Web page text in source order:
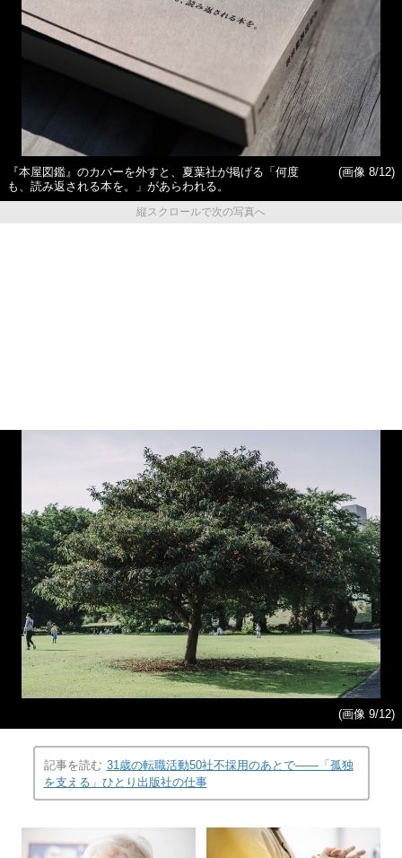
『本屋図鑑』のカバーを外すと、夏葉社が掲げる「何度
も、読み返される本を。」があらわれる。
(画像 8/12)
縦スクロールで次の写真へ
(画像 9/12)
記事を読む 31歳の転職活動50社不採用のあとで――「孤独
を支える」ひとり出版社の仕事